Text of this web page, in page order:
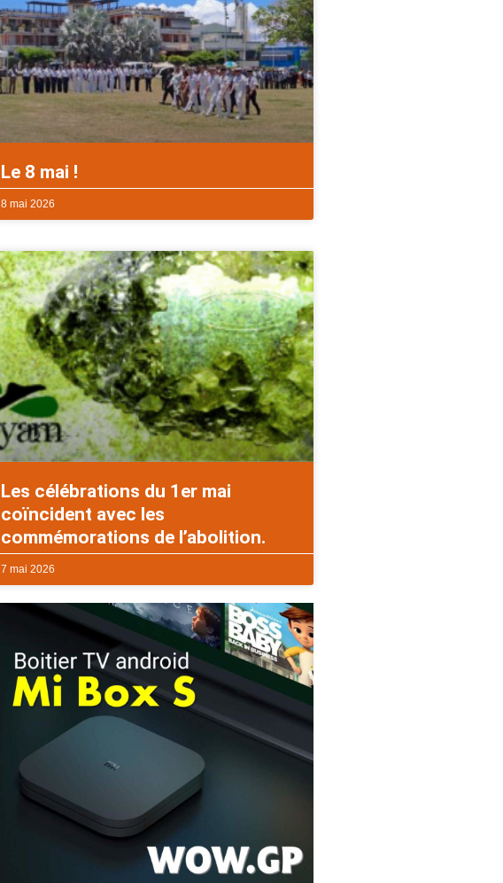
Le 8 mai !
8 mai 2026
Les célébrations du 1er mai
coïncident avec les
commémorations de l’abolition.
7 mai 2026